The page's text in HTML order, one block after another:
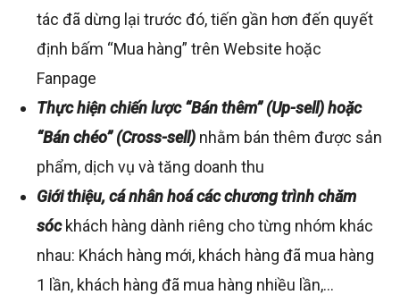
tác đã dừng lại trước đó, tiến gần hơn đến quyết
định bấm “Mua hàng” trên Website hoặc
Fanpage
Thực hiện chiến lược “Bán thêm” (Up-sell) hoặc
“Bán chéo” (Cross-sell) nhằm bán thêm được sản
phẩm, dịch vụ và tăng doanh thu
Giới thiệu, cá nhân hoá các chương trình chăm
sóckhách hàng dành riêng cho từng nhóm khác
nhau: Khách hàng mới, khách hàng đã mua hàng
1 lần, khách hàng đã mua hàng nhiều lần,…